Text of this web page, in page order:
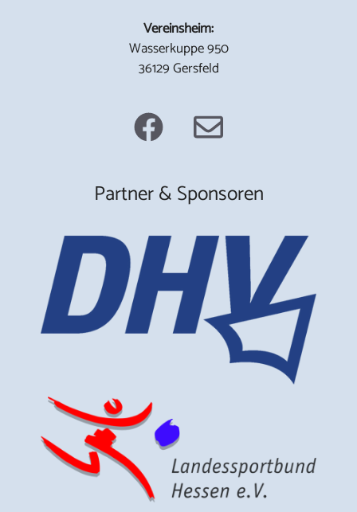
Vereinsheim:
Wasserkuppe 950
36129 Gersfeld
Partner & Sponsoren